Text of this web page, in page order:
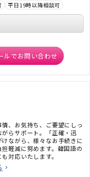
平日19時以降相談可
ルでお問い合わせ
、お気持ち、ご要望にしっ
らサポート。「正確・迅
ながら、様々なお手続きに
軽減に努めます。韓国語の
対応いたします。